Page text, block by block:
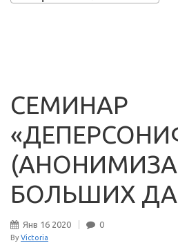
CЕМИНАР
БОЛЬШИХ
Янв 16 2020 0
By Victoria